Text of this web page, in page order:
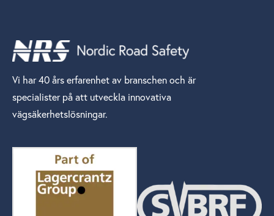
Vi har 40 års erfarenhet av branschen och är
specialister på att utveckla innovativa
vägsäkerhetslösningar.